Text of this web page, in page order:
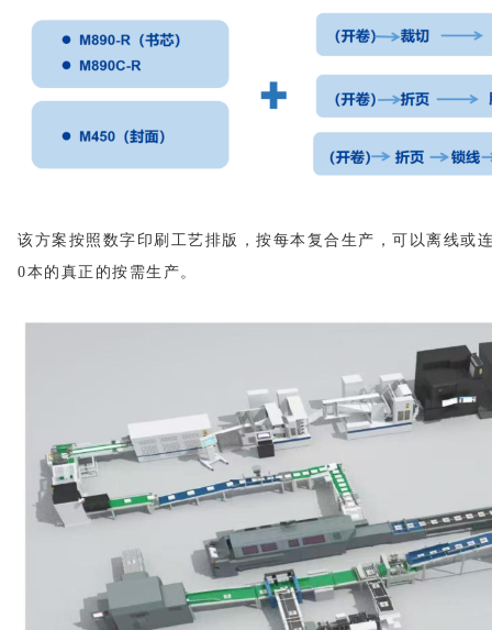
该方案按照数字印刷工艺排版，按每本复合生产，可以离线或
0本的真正的按需生产。